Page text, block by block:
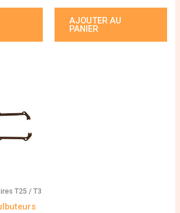
AJOUTER AU
PANIER
T25 / T3